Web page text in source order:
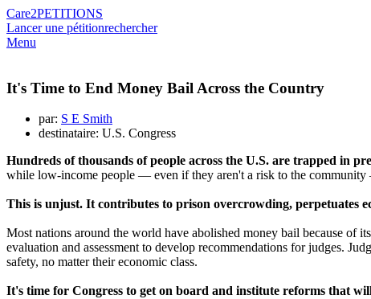
Care2PETITIONS
Lancer une pétitionrechercher
Menu
It's Time to End Money Bail Across the Country
par: S E Smith
destinataire: U.S. Congress
Hundreds of thousands of people across the U.S. are trapped in
while low-income people — even if they aren't a risk to the
This is unjust. It contributes to prison overcrowding, perpetuates
Most nations around the world have abolished money bail because of
evaluation and assessment to develop recommendations for judges.
safety, no matter their economic class.
It's time for Congress to get on board and institute reforms that